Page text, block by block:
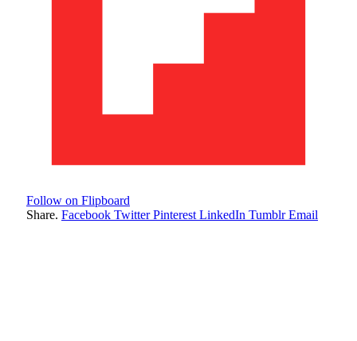
Follow on Flipboard
Share. Facebook Twitter Pinterest LinkedIn Tumblr Email